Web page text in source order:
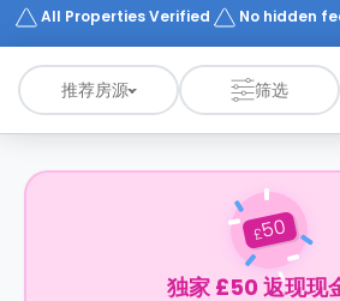
All Properties Verified No hidden
推荐房源 筛选
£50
独家 £50 返现现